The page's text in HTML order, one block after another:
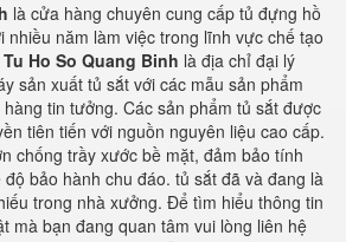
là cửa hàng chuyên cung cấp tủ đựng hồ
nhiều năm làm việc trong lĩnh vực chế tạo
Tu Ho So Quang Binh là địa chỉ đại lý
sản xuất tủ sắt với các mẫu sản phẩm
tin tưởng. Các sản phẩm tủ sắt được
tiên tiến với nguồn nguyên liệu cao cấp.
chống trầy xước bề mặt, đảm bảo tính
bảo hành chu đáo. tủ sắt đã và đang là
trong nhà xưởng. Để tìm hiểu thông tin
mà bạn đang quan tâm vui lòng liên hệ